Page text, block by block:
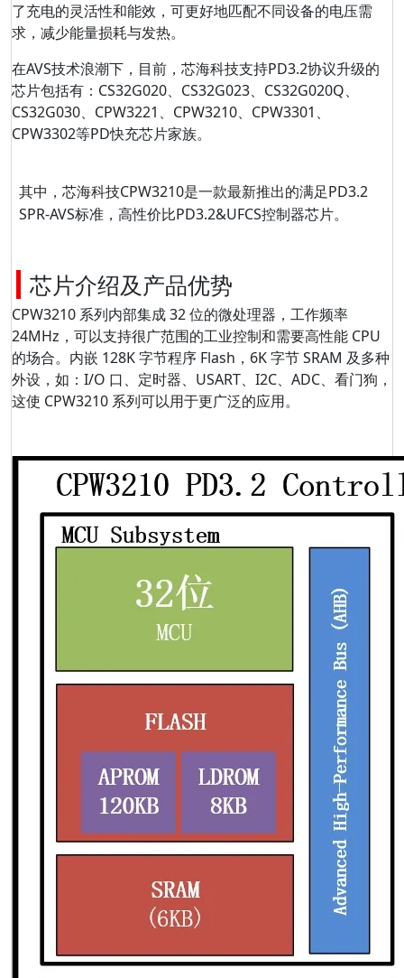
了充电的灵活性和能效，可更好地匹配不同设备的电压需
求，减少能量损耗与发热。
在AVS技术浪潮下，目前，芯海科技支持PD3.2协议升级的
芯片包括有：CS32G020、CS32G023、CS32G020Q、
CS32G030、CPW3221、CPW3210、CPW3301、
CPW3302等PD快充芯片家族。
其中，芯海科技CPW3210是一款最新推出的满足PD3.2
SPR-AVS标准，高性价比PD3.2&UFCS控制器芯片。
芯片介绍及产品优势
CPW3210 系列内部集成 32 位的微处理器，工作频率
24MHz，可以支持很广范围的工业控制和需要高性能 CPU
的场合。内嵌 128K 字节程序 Flash，6K 字节 SRAM 及多种
外设，如：I/O 口、定时器、USART、I2C、ADC、看门狗，
这使 CPW3210 系列可以用于更广泛的应用。